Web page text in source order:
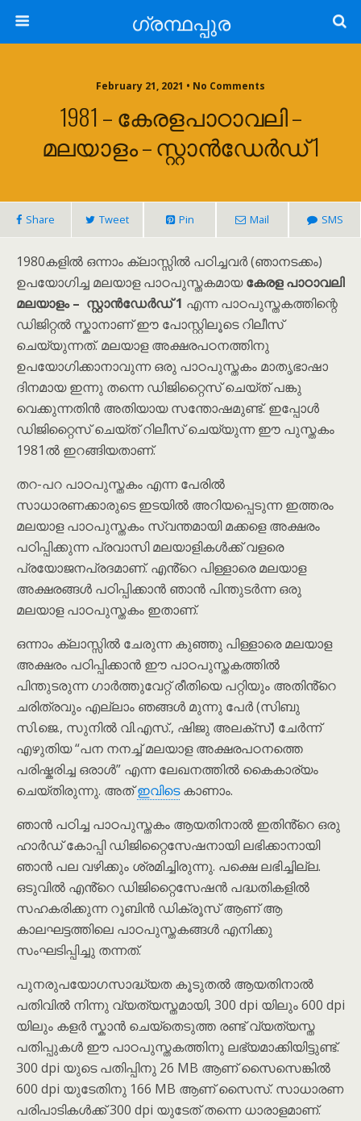
ഗ്രന്ഥപ്പുര
February 21, 2021 • No Comments
1981 – കേരളപാഠാവലി –
മലയാളം – സ്റ്റാൻഡേർഡ് 1
Share Tweet Pin Mail SMS
1980കളിൽ ഒന്നാം ക്ലാസ്സിൽ പഠിച്ചവർ (ഞാനടക്കം)
ഉപയോഗിച്ച മലയാള പാഠപുസ്തകമായകേരള പാഠാവലി
മലയാളം – സ്റ്റാൻഡേർഡ് 1 എന്ന പാഠപുസ്തകത്തിന്റെ
ഡിജിറ്റൽ സ്കാനാണ് ഈ പോസ്റ്റിലൂടെ റിലീസ്
ചെയ്യുന്നത്. മലയാള അക്ഷരപഠനത്തിനു
ഉപയോഗിക്കാനാവുന്ന ഒരു പാഠപുസ്തകം മാതൃഭാഷാ
ദിനമായ ഇന്നു തന്നെ ഡിജിറ്റൈസ് ചെയ്ത് പങ്കു
വെക്കുന്നതിൻ അതിയായ സന്തോഷമുണ്ട്. ഇപ്പോൾ
ഡിജിറ്റൈസ് ചെയ്ത് റിലീസ് ചെയ്യുന്ന ഈ പുസ്തകം
1981ൽ ഇറങ്ങിയതാണ്.
തറ-പറ പാഠപുസ്തകം എന്ന പേരിൽ
സാധാരണക്കാരുടെ ഇടയിൽ അറിയപ്പെടുന്ന ഇത്തരം
മലയാള പാഠപുസ്തകം സ്വന്തമായി മക്കളെ അക്ഷരം
പഠിപ്പിക്കുന്ന പ്രവാസി മലയാളികൾക്ക് വളരെ
പ്രയോജനപ്രദമാണ്. എൻ്റെ പിള്ളാരെ മലയാള
അക്ഷരങ്ങൾ പഠിപ്പിക്കാൻ ഞാൻ പിന്തുടർന്ന ഒരു
മലയാള പാഠപുസ്തകം ഇതാണ്.
ഒന്നാം ക്ലാസ്സിൽ ചേരുന്ന കുഞ്ഞു പിള്ളാരെ മലയാള
അക്ഷരം പഠിപ്പിക്കാൻ ഈ പാഠപുസ്തകത്തിൽ
പിന്തുടരുന്ന ഗാർത്തുവേറ്റ് രീതിയെ പറ്റിയും അതിൻ്റെ
ചരിത്രവും എല്ലാം ഞങ്ങൾ മുന്നു പേർ (സിബു
സി.ജെ., സുനിൽ വി.എസ്., ഷിജു അലക്സ്) ചേർന്ന്
എഴുതിയ “പന നനച്ച് മലയാള അക്ഷരപഠനത്തെ
പരിഷ്കരിച്ച ഒരാൾ” എന്ന ലേഖനത്തിൽ കൈകാര്യം
ചെയ്തിരുന്നു. അത്ഇവിടെകാണാം.
ഞാൻ പഠിച്ച പാഠപുസ്തകം ആയതിനാൽ ഇതിൻ്റെ ഒരു
ഹാർഡ് കോപ്പി ഡിജിറ്റൈസേഷനായി ലഭിക്കാനായി
ഞാൻ പല വഴിക്കും ശ്രമിച്ചിരുന്നു. പക്ഷെ ലഭിച്ചില്ല.
ഒടുവിൽ എൻ്റെ ഡിജിറ്റൈസേഷൻ പദ്ധതികളിൽ
സഹകരിക്കുന്ന റൂബിൻ ഡിക്രൂസ് ആണ് ആ
കാലഘട്ടത്തിലെ പാഠപുസ്തകങ്ങൾ എനിക്കു
സംഘടിപ്പിച്ചു തന്നത്.
പുനരുപയോഗസാദ്ധ്യത കൂടുതൽ ആയതിനാൽ
പതിവിൽ നിന്നു വ്യത്യസ്തമായി, 300 dpi യിലും 600 dpi
യിലും കളർ സ്കാൻ ചെയ്തെടുത്ത രണ്ട് വ്യത്യസ്ത
പതിപ്പുകൾ ഈ പാഠപുസ്തകത്തിനു ലഭ്യമാക്കിയിട്ടുണ്ട്.
300 dpi യുടെ പതിപ്പിനു 26 MB ആണ് സൈസെങ്കിൽ
600 dpi യുടേതിനു 166 MB ആണ് സൈസ്. സാധാരണ
പരിപാടികൾക്ക് 300 dpi യുടേത് തന്നെ ധാരാളമാണ്.